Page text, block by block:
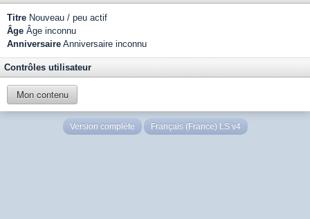
Titre Nouveau / peu actif
Âge Âge inconnu
Anniversaire Anniversaire inconnu
Contrôles utilisateur
Mon contenu
Version complète Français (France) LS v4